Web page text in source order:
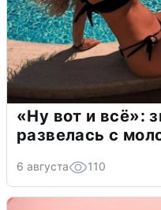
«Ну вот и всё»:
развелась с
6 августа 110